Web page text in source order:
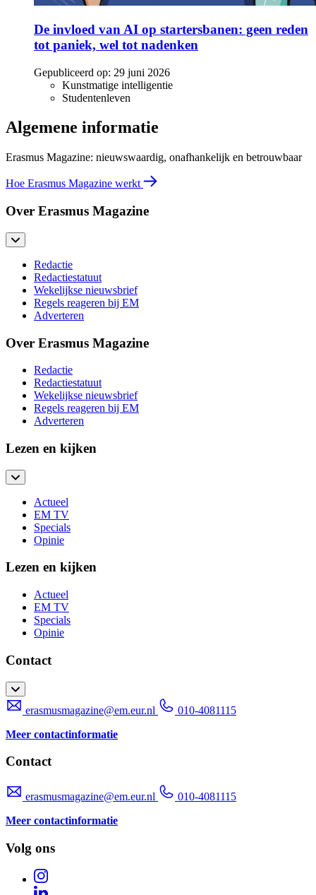
De invloed van AI op startersbanen: geen reden
tot paniek, wel tot nadenken
Gepubliceerd op: 29 juni 2026
Kunstmatige intelligentie
Studentenleven
Algemene informatie
Erasmus Magazine: nieuwswaardig, onafhankelijk en betrouwbaar
Hoe Erasmus Magazine werkt
Over Erasmus Magazine
Redactie
Redactiestatuut
Wekelijkse nieuwsbrief
Regels reageren bij EM
Adverteren
Over Erasmus Magazine
Redactie
Redactiestatuut
Wekelijkse nieuwsbrief
Regels reageren bij EM
Adverteren
Lezen en kijken
Actueel
EM TV
Specials
Opinie
Lezen en kijken
Actueel
EM TV
Specials
Opinie
Contact
erasmusmagazine@em.eur.nl
010-4081115
Meer contactinformatie
Contact
erasmusmagazine@em.eur.nl
010-4081115
Meer contactinformatie
Volg ons